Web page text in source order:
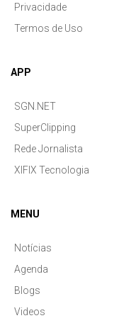
Privacidade
Termos de Uso
APP
SGN.NET
SuperClipping
Rede Jornalista
XIFIX Tecnologia
MENU
Notícias
Agenda
Blogs
Videos